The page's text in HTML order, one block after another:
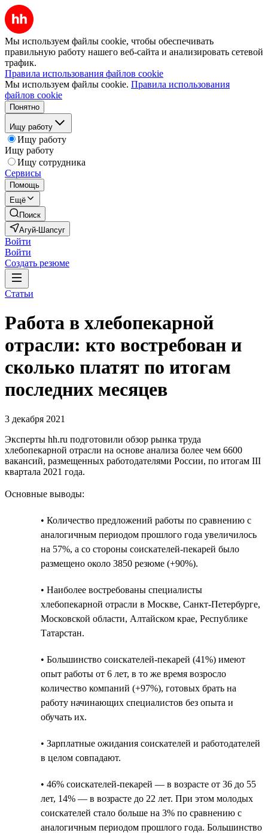
Мы используем файлы cookie, чтобы обеспечивать
правильную работу нашего веб-сайта и анализировать сетевой
трафик.
Правила использования файлов cookie
Мы используем файлы cookie. Правила использования
файлов cookie
Понятно
Ищу работу
Ищу работу
Ищу работу
Ищу сотрудника
Сервисы
Помощь
Ещё
Поиск
Агуй-Шапсуг
Войти
Войти
Создать резюме
Статьи
Работа в хлебопекарной
отрасли: кто востребован и
сколько платят по итогам
последних месяцев
3 декабря 2021
Эксперты hh.ru подготовили обзор рынка труда
хлебопекарной отрасли на основе анализа более чем 6600
вакансий, размещенных работодателями России, по итогам III
квартала 2021 года.
Основные выводы:
• Количество предложений работы по сравнению с
аналогичным периодом прошлого года увеличилось
на 57%, а со стороны соискателей-пекарей было
размещено около 3850 резюме (+90%).
• Наиболее востребованы специалисты
хлебопекарной отрасли в Москве, Санкт-Петербурге,
Московской области, Алтайском крае, Республике
Татарстан.
• Большинство соискателей-пекарей (41%) имеют
опыт работы от 6 лет, в то же время возросло
количество компаний (+97%), готовых брать на
работу начинающих специалистов без опыта и
обучать их.
• Зарплатные ожидания соискателей и работодателей
в целом совпадают.
• 46% соискателей-пекарей — в возрасте от 36 до 55
лет, 14% — в возрасте до 22 лет. При этом молодых
соискателей стало больше на 3% по сравнению с
аналогичным периодом прошлого года. Большинство